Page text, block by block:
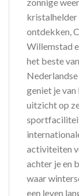
kristalhelder
ontdekken,
Willemstad
het beste
geniet je
uitzicht op
activiteiten
achter je en
waar
een leven